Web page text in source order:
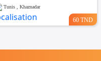
Tunis , Khaznadar
60 TND